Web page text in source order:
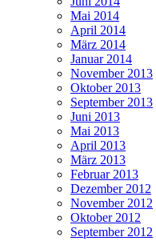
Mai 2014
April 2014
März 2014
Januar 2014
November 2013
Oktober 2013
September 2013
Juni 2013
Mai 2013
April 2013
März 2013
Februar 2013
Dezember 2012
November 2012
Oktober 2012
September 2012